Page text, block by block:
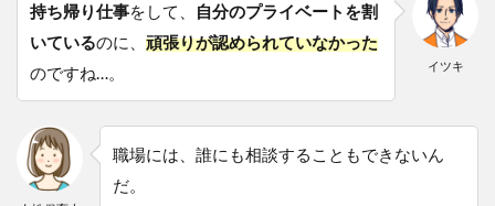
イツキ
持ち帰り仕事をして、
自分のプライベートを割
いているのに、 頑張りが認められていなかった
のですね…。
職場には、誰にも相談することもできないん
だ。